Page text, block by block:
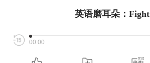
英语磨耳朵：Fight
00:00